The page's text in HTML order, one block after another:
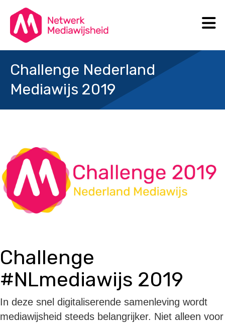
Challenge Nederland
Mediawijs 2019
Challenge
#NLmediawijs 2019
In deze snel digitaliserende samenleving wordt
mediawijsheid steeds belangrijker. Niet alleen voor